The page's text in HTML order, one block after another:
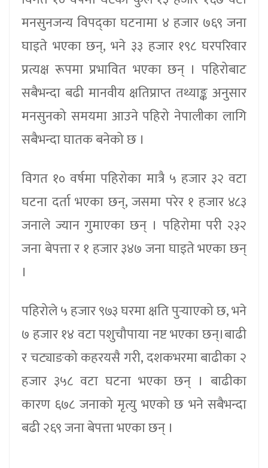
मनसुनजन्य विपद्का घटनामा ४ हजार ७६९ जना
घाइते भएका छन्, भने ३३ हजार १९८ घरपरिवार
प्रत्यक्ष रूपमा प्रभावित भएका छन् । पहिरोबाट
सबैभन्दा बढी मानवीय क्षतिप्राप्त तथ्याङ्क अनुसार
मनसुनको समयमा आउने पहिरो नेपालीका लागि
सबैभन्दा घातक बनेको छ ।
विगत १० वर्षमा पहिरोका मात्रै ५ हजार ३२ वटा
घटना दर्ता भएका छन्, जसमा परेर १ हजार ४८३
जनाले ज्यान गुमाएका छन् । पहिरोमा परी २३२
जना बेपत्ता र १ हजार ३४७ जना घाइते भएका छन्
।
पहिरोले ५ हजार ९७३ घरमा क्षति पुर्‍याएको छ, भने
७ हजार १४ वटा पशुचौपाया नष्ट भएका छन्।बाढी
र चट्याङको कहरयसै गरी, दशकभरमा बाढीका २
हजार ३५८ वटा घटना भएका छन् । बाढीका
कारण ६७८ जनाको मृत्यु भएको छ भने सबैभन्दा
बढी २६९ जना बेपत्ता भएका छन् ।